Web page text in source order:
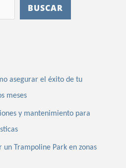
BUSCAR
asegurar el éxito de tu
meses
y mantenimiento para
un Trampoline Park en zonas